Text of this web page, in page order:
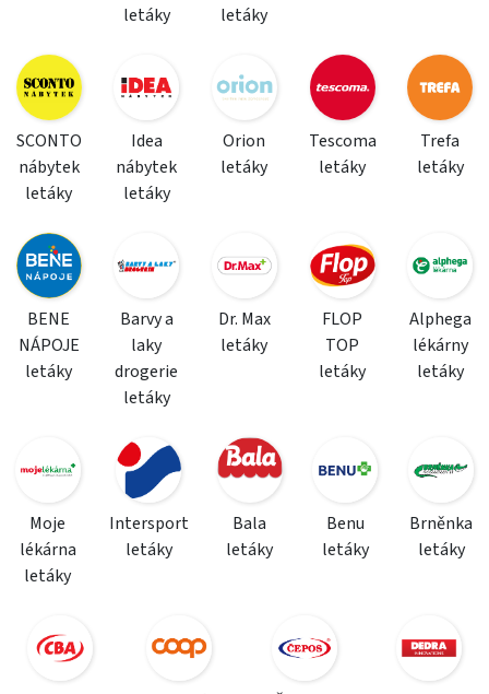
letáky
letáky
SCONTO
nábytek
letáky
Idea
nábytek
letáky
Orion
letáky
Tescoma
letáky
Trefa
letáky
BENE
NÁPOJE
letáky
Barvy a
laky
drogerie
letáky
Dr. Max
letáky
FLOP
TOP
letáky
Alphega
lékárny
letáky
Moje
lékárna
letáky
Intersport
letáky
Bala
letáky
Benu
letáky
Brněnka
letáky